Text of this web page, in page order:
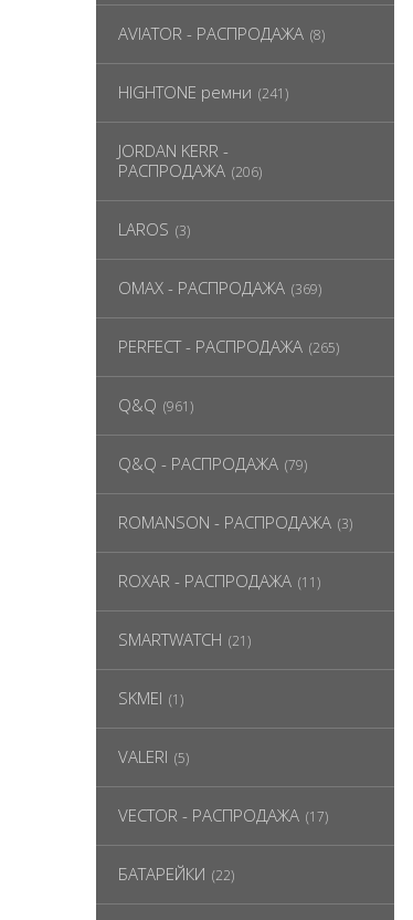
AVIATOR - РАСПРОДАЖА (8)
HIGHTONE ремни (241)
JORDAN KERR -
РАСПРОДАЖА (206)
LAROS (3)
OMAX - РАСПРОДАЖА (369)
PERFECT - РАСПРОДАЖА (265)
Q&Q (961)
Q&Q - РАСПРОДАЖА (79)
ROMANSON - РАСПРОДАЖА (3)
ROXAR - РАСПРОДАЖА (11)
SMARTWATCH (21)
SKMEI (1)
VALERI (5)
VECTOR - РАСПРОДАЖА (17)
БАТАРЕЙКИ (22)